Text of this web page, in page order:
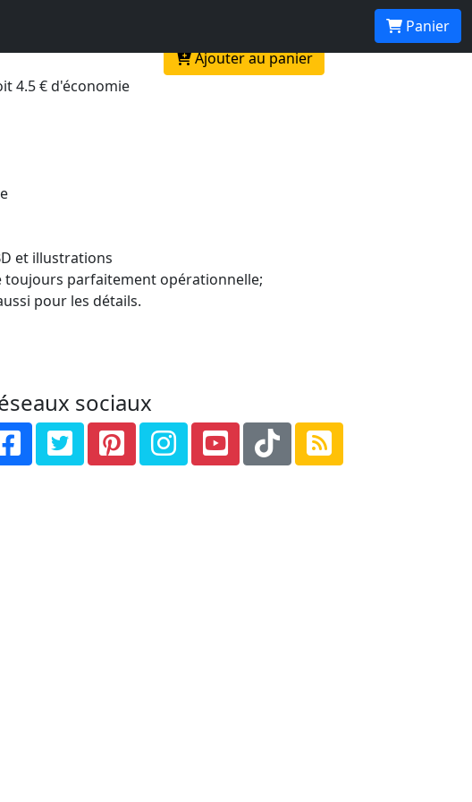
Panier
4.5 € d'économie
Ajouter au panier
et illustrations
toujours parfaitement opérationnelle;
pour les détails.
sociaux